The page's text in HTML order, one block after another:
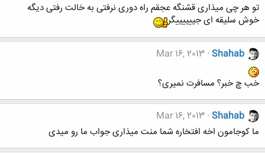
تو هر چی میذاری قشنگه عجقم راه دوری نرفتی به خالت رفتی دیگه
خوش سلیقه ای جییییییگر
Shahab
Mar 16, 2013
خب چ خبر؟ مسافرت نمیری؟
Shahab
Mar 16, 2013
ما کوجامون اخه افتخاره شما منت میذاری جواب ما رو میدی